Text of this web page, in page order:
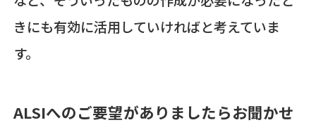
きにも有効に活用していければと考えていま
す。
ALSIへのご要望がありましたらお聞かせ